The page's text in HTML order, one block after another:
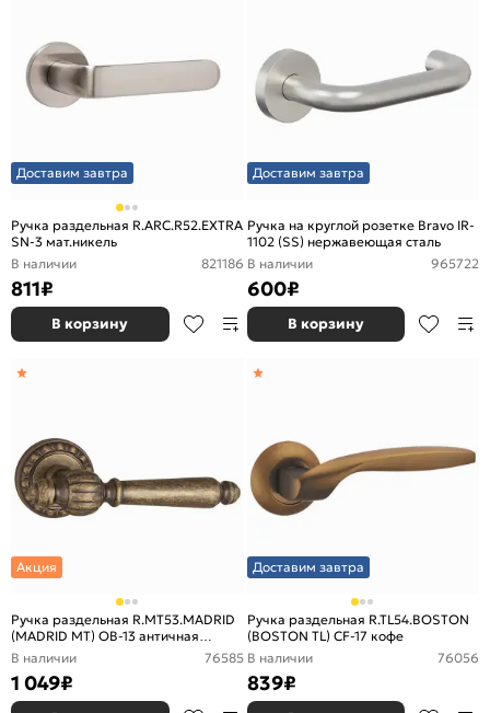
Доставим завтра
Ручка раздельная R.ARC.R52.EXTRA
SN-3 мат.никель
В наличии
821186
811₽
В корзину
Доставим завтра
Ручка на круглой розетке Bravo IR-
1102 (SS) нержавеющая сталь
В наличии
965722
600₽
В корзину
Акция
Ручка раздельная R.MT53.MADRID
(MADRID MT) OB-13 античная
бронза
В наличии 76585
1 049₽
Доставим завтра
Ручка раздельная R.TL54.BOSTON
(BOSTON TL) CF-17 кофе
В наличии
76056
839₽